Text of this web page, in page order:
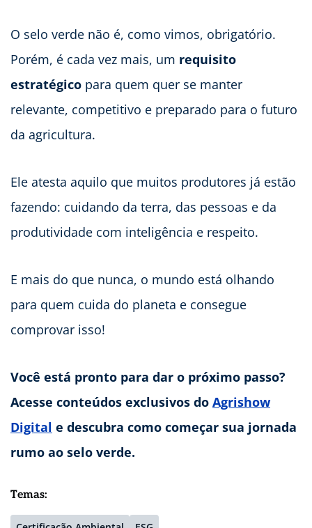
O selo verde não é, como vimos, obrigatório.
Porém, é cada vez mais, um requisito
estratégico para quem quer se manter
relevante, competitivo e preparado para o futuro
da agricultura.
Ele atesta aquilo que muitos produtores já estão
fazendo: cuidando da terra, das pessoas e da
produtividade com inteligência e respeito.
E mais do que nunca, o mundo está olhando
para quem cuida do planeta e consegue
comprovar isso!
Você está pronto para dar o próximo passo?
Acesse conteúdos exclusivos do Agrishow
Digital e descubra como começar sua jornada
rumo ao selo verde.
Temas: